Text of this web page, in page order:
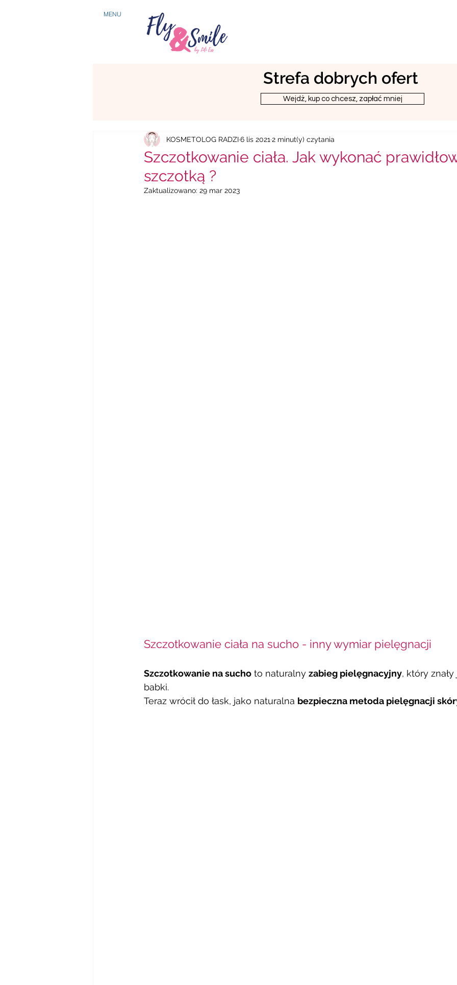
MENU
Strefa dobrych ofert
Wejdż, kup co chcesz, zapłać mniej
Szczotkowanie ciała. Jak wykonać
szczotką ?
KOSMETOLOG RADZI6 lis 2021 2 minut(y) czytania
Zaktualizowano: 29 mar 2023
Szczotkowanie ciała na sucho - inny wymiar pielęgnacji
Szczotkowanie na sucho to naturalny zabieg pielęgnacyjny, który
babki.
Teraz wrócił do łask, jako naturalna bezpieczna metoda pielęgnacji